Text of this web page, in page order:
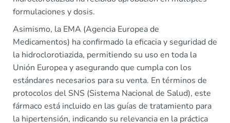
formulaciones y dosis.
Asimismo, la EMA (Agencia Europea de
Medicamentos) ha confirmado la eficacia y seguridad de
la hidroclorotiazida, permitiendo su uso en toda la
Unión Europea y asegurando que cumpla con los
estándares necesarios para su venta. En términos de
protocolos del SNS (Sistema Nacional de Salud), este
fármaco está incluido en las guías de tratamiento para
la hipertensión, indicando su relevancia en la práctica